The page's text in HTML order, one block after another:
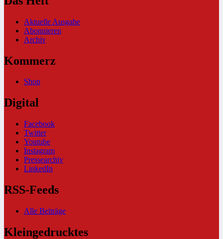
Aktuelle Ausgabe
Abonnieren
Archiv
Kommerz
Shop
Digital
Facebook
Twitter
Youtube
Instagram
Pressearchiv
LinkedIn
RSS-Feeds
Alle Beiträge
Kleingedrucktes